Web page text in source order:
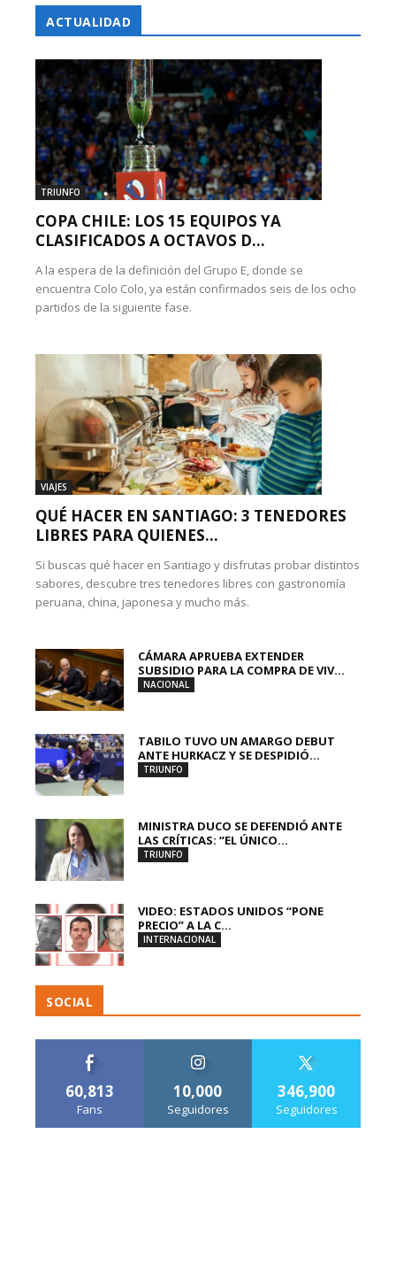
ACTUALIDAD
TRIUNFO
COPA CHILE: LOS 15 EQUIPOS YA
CLASIFICADOS A OCTAVOS D...
A la espera de la definición del Grupo E, donde se
encuentra Colo Colo, ya están confirmados seis de los ocho
partidos de la siguiente fase.
VIAJES
QUÉ HACER EN SANTIAGO: 3 TENEDORES
LIBRES PARA QUIENES...
Si buscas qué hacer en Santiago y disfrutas probar distintos
sabores, descubre tres tenedores libres con gastronomía
peruana, china, japonesa y mucho más.
CÁMARA APRUEBA EXTENDER
SUBSIDIO PARA LA COMPRA DE VIV...
NACIONAL
TABILO TUVO UN AMARGO DEBUT
ANTE HURKACZ Y SE DESPIDIÓ...
TRIUNFO
MINISTRA DUCO SE DEFENDIÓ ANTE
LAS CRÍTICAS: “EL ÚNICO...
TRIUNFO
VIDEO: ESTADOS UNIDOS “PONE
PRECIO” A LA C...
INTERNACIONAL
SOCIAL
60,813
Fans
10,000
Seguidores
346,900
Seguidores